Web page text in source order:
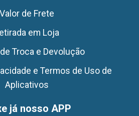
Valor de Frete
em Loja
Troca e Devolução
e Termos de Uso de
Aplicativos
já nosso APP